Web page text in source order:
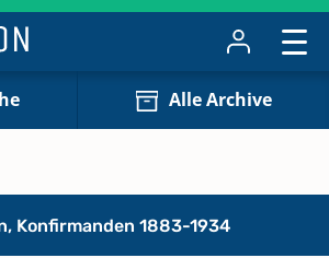
Alle Archive
Konfirmanden 1883-1934